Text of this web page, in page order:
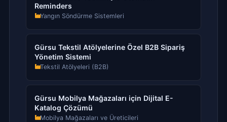
Reminders
Yangın Söndürme Sistemleri
Gürsu Tekstil Atölyelerine Özel B2B Sipariş
Yönetim Sistemi
Tekstil Atölyeleri (B2B)
Gürsu Mobilya Mağazaları için Dijital E-
Katalog Çözümü
Mobilya Mağazaları ve Üreticileri